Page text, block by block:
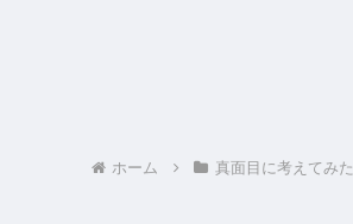
ホーム 真面目に考えてみた